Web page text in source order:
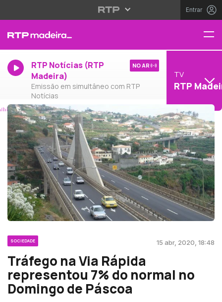
Entrar
RTP Notícias (RTP
Madeira)
Emissão em simultâneo com RTP
Notícias
NO AR
TV
RTP
SOCIEDADE 15 abr, 2020, 18:48
Tráfego na Via Rápida
representou 7% do normal no
Domingo de Páscoa